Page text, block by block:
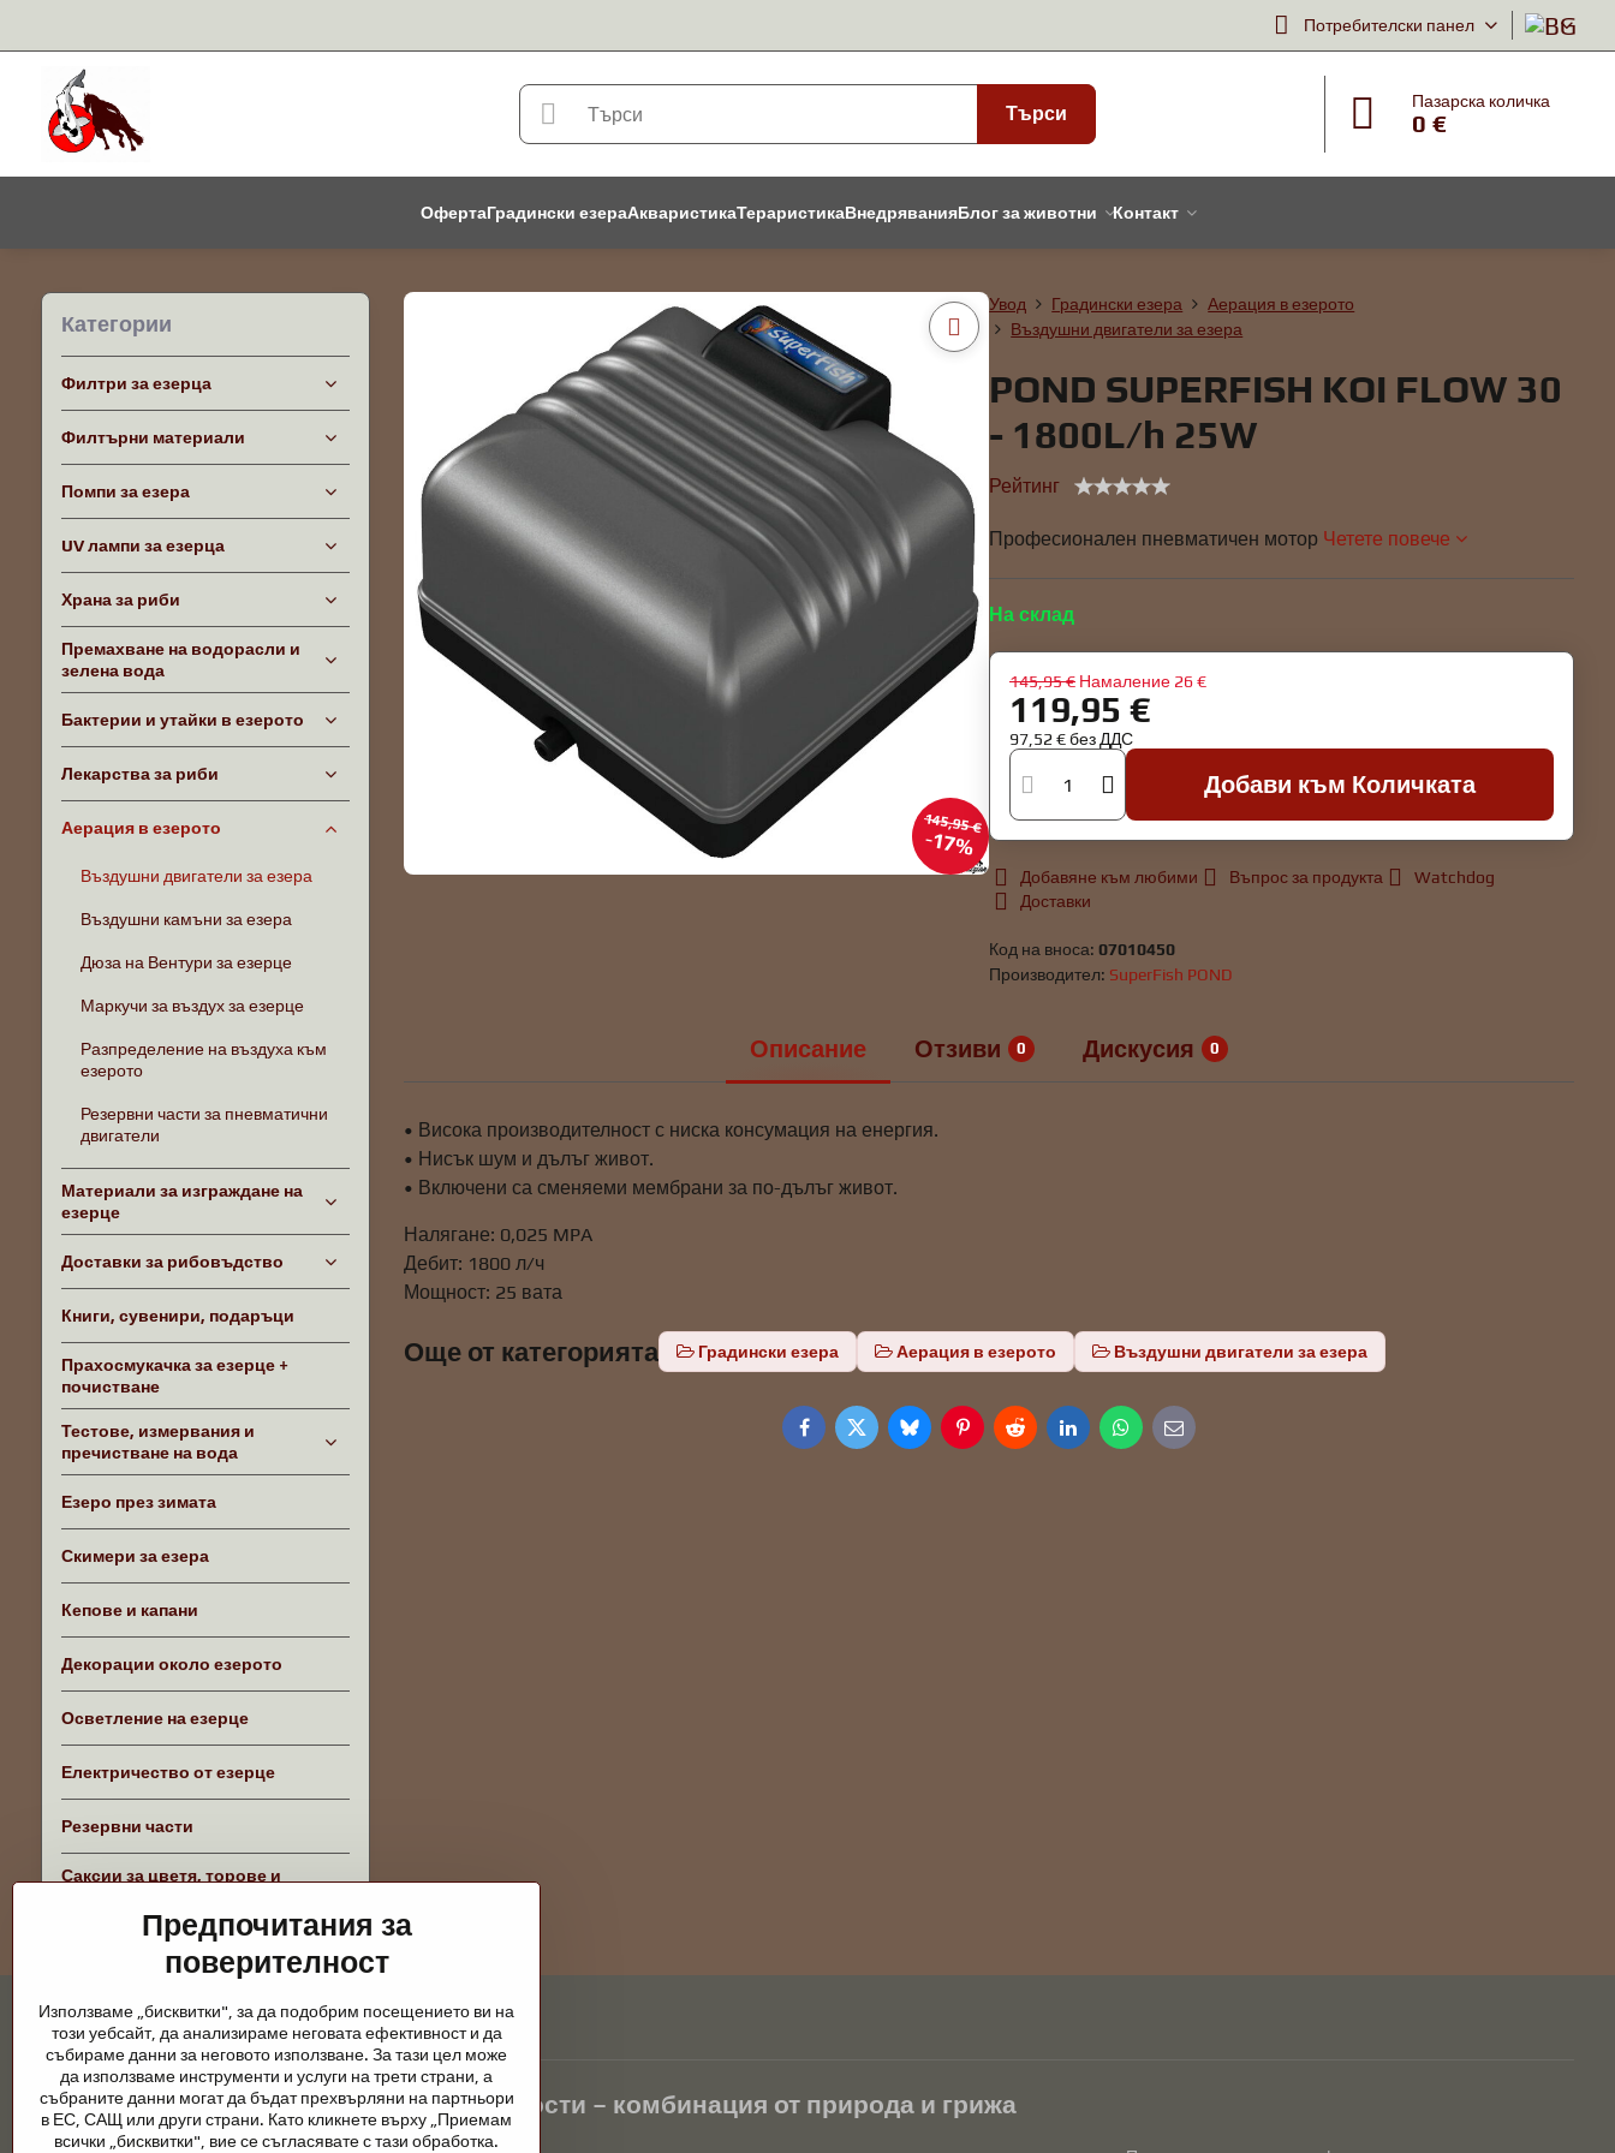
Потребителски панел
Търси
Пазарска количка
0 €
ОфертаГрадински езераАкваристикаТераристикаВнедряванияБлог за животни Контакт
145,95 €
17%
Увод Градински езера
Аерация в езерото
Въздушни двигатели за езера
POND SUPERFISH KOI FLOW 30
- 1800L/h 25W
Рейтинг
Професионален пневматичен мотор Четете повече
На склад
145,95 € Намаление 26 €
119,95 €
97,52 €без ДДС
Добави към Количката
Добавяне към любими Въпрос за продукта
Watchdog
Доставки
Код на вноса:07010450
Производител: SuperFish POND
Описание Отзиви 0 Дискусия 0
• Висока производителност с ниска консумация на енергия.
• Нисък шум и дълъг живот.
• Включени са сменяеми мембрани за по-дълъг живот.
Налягане: 0,025 MPA
Дебит: 1800 л/ч
Мощност: 25 вата
Още от категорията Градински езера Аерация в езерото Въздушни двигатели за езера
FacebookTwitterBlueskyPinterestRedditLinkedInWhatsApp
E-
mail
Категории
Филтри за езерца
Филтърни материали
Помпи за езера
UV лампи за езерца
Храна за риби
Премахване на водорасли и
зелена вода
Бактерии и утайки в езерото
Лекарства за риби
Аерация в езерото
Въздушни двигатели за езера
Въздушни камъни за езера
Дюза на Вентури за езерце
Маркучи за въздух за езерце
Разпределение на въздуха към
езерото
Резервни части за пневматични
двигатели
Материали за изграждане на
езерце
Доставки за рибовъдство
Книги, сувенири, подаръци
Прахосмукачка за езерце +
почистване
Тестове, измервания и
пречистване на вода
Езеро през зимата
Скимери за езера
Кепове и капани
Декорации около езерото
Осветление на езерце
Електричество от езерце
Резервни части
Саксии за цветя, торове и
Градински езера и конски принадлежности – комбинация от природа и грижа
Предпочитания за
поверителност
Използваме „бисквитки", за да подобрим посещението ви на
този уебсайт, да анализираме неговата ефективност и да
събираме данни за неговото използване. За тази цел може
да използваме инструменти и услуги на трети страни, а
събраните данни могат да бъдат прехвърляни на партньори
в ЕС, САЩ или други страни. Като кликнете върху „Приемам
всички „бисквитки", вие се съгласявате с тази обработка.